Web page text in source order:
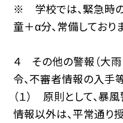
※ 学校では、緊急時
童＋α分、常備しており
４ その他の警報（大雨
令、不審者情報の入手
（１） 原則として、暴
情報以外は、平常通り